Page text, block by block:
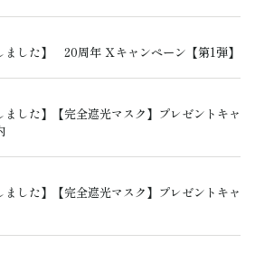
ました】 20周年 Ｘキャンペーン【第1弾】
ました】【完全遮光マスク】プレゼントキャ
ました】【完全遮光マスク】プレゼントキャ